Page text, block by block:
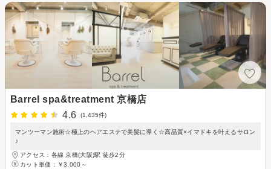
Barrel spa&treatment 京橋店
4.6
(1,435件)
マンツーマン施術☆極上のヘアエステで美髪に導く☆高品質×イマドキを叶えるサロン
♪
アクセス：各線 京橋(大阪)駅 徒歩2分
カット単価： ￥3,000～